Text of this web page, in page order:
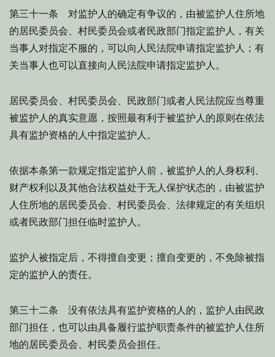
第三十一条 对监护人的确定有争议的，由被监护人住所地
的居民委员会、村民委员会或者民政部门指定监护人，有关
当事人对指定不服的，可以向人民法院申请指定监护人；有
关当事人也可以直接向人民法院申请指定监护人。
居民委员会、村民委员会、民政部门或者人民法院应当尊重
被监护人的真实意愿，按照最有利于被监护人的原则在依法
具有监护资格的人中指定监护人。
依据本条第一款规定指定监护人前，被监护人的人身权利、
财产权利以及其他合法权益处于无人保护状态的，由被监护
人住所地的居民委员会、村民委员会、法律规定的有关组织
或者民政部门担任临时监护人。
监护人被指定后，不得擅自变更；擅自变更的，不免除被指
定的监护人的责任。
第三十二条 没有依法具有监护资格的人的，监护人由民政
部门担任，也可以由具备履行监护职责条件的被监护人住所
地的居民委员会、村民委员会担任。